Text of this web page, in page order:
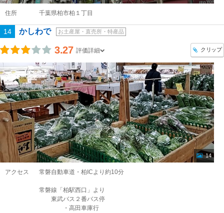
住所 千葉県柏市柏１丁目
14 かしわで お土産屋・直売所・特産品
3.27 評価詳細 クリップ
14
アクセス 常磐自動車道・柏ICより約10分
常磐線「柏駅西口」より
東武バス２番バス停
・高田車庫行